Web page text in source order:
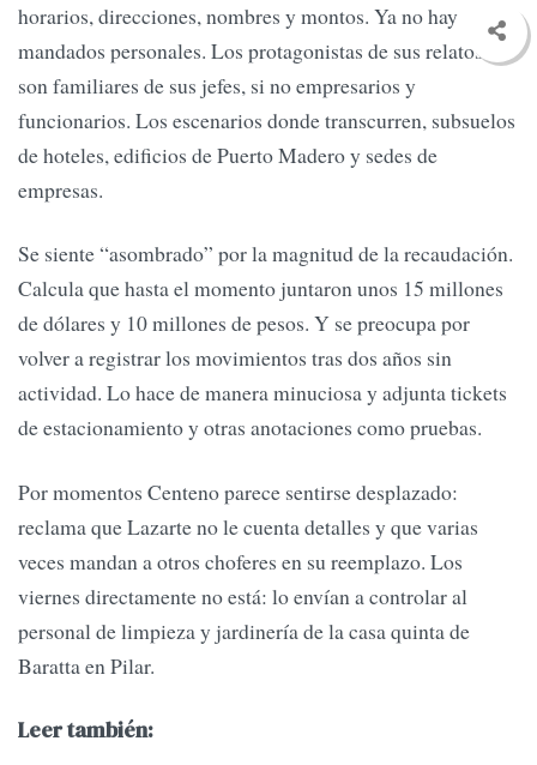
horarios, direcciones, nombres y montos. Ya no hay
mandados personales. Los protagonistas de sus relatos no
son familiares de sus jefes, si no empresarios y
funcionarios. Los escenarios donde transcurren, subsuelos
de hoteles, edificios de Puerto Madero y sedes de
empresas.
Se siente “asombrado” por la magnitud de la recaudación.
Calcula que hasta el momento juntaron unos 15 millones
de dólares y 10 millones de pesos. Y se preocupa por
volver a registrar los movimientos tras dos años sin
actividad. Lo hace de manera minuciosa y adjunta tickets
de estacionamiento y otras anotaciones como pruebas.
Por momentos Centeno parece sentirse desplazado:
reclama que Lazarte no le cuenta detalles y que varias
veces mandan a otros choferes en su reemplazo. Los
viernes directamente no está: lo envían a controlar al
personal de limpieza y jardinería de la casa quinta de
Baratta en Pilar.
Leer también: